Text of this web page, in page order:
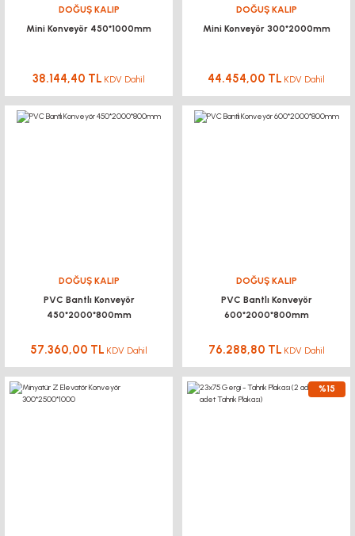
DOĞUŞ KALIP
Mini Konveyör 450*1000mm
38.144,40 TL KDV Dahil
DOĞUŞ KALIP
Mini Konveyör 300*2000mm
44.454,00 TL KDV Dahil
DOĞUŞ KALIP
PVC Bantlı Konveyör
450*2000*800mm
57.360,00 TL KDV Dahil
DOĞUŞ KALIP
PVC Bantlı Konveyör
600*2000*800mm
76.288,80 TL KDV Dahil
%15